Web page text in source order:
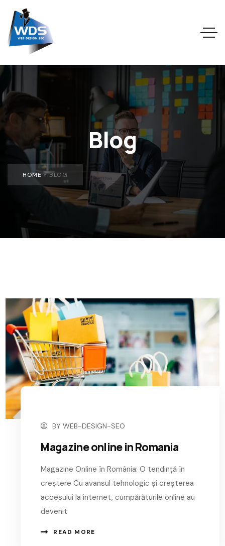
Blog
HOME »BLOG
BYWEB-DESIGN-SEO
Magazine online in Romania
Magazine Online în România: O tendință în
creștere Cu avansul tehnologic și creșterea
accesului la internet, cumpărăturile online au
devenit
READ MORE